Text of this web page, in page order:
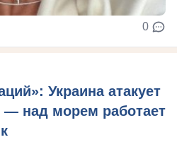
0
Украина атакует
над морем работает